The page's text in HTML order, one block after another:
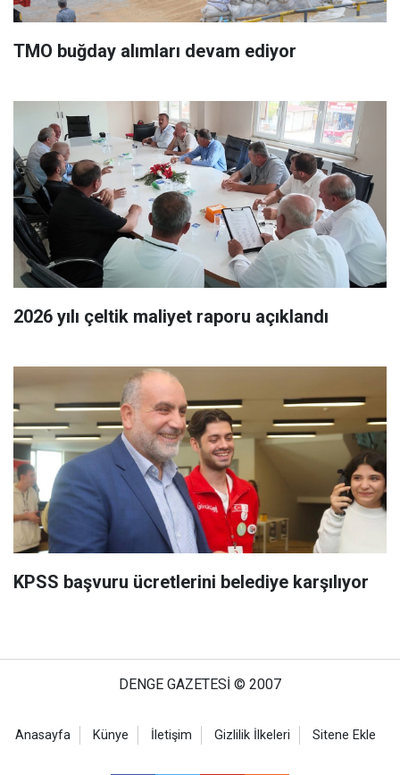
TMO buğday alımları devam ediyor
2026 yılı çeltik maliyet raporu açıklandı
KPSS başvuru ücretlerini belediye karşılıyor
DENGE GAZETESİ © 2007
Anasayfa Künye İletişim Gizlilik İlkeleri Sitene Ekle